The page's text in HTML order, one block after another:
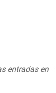
entradas en